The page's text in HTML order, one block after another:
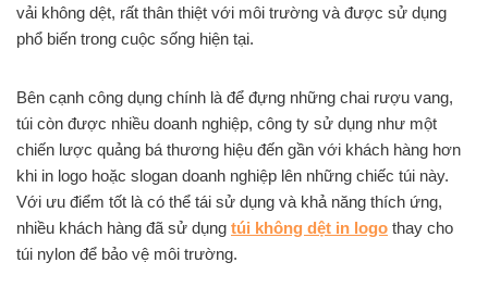
vải không dệt, rất thân thiệt với môi trường và được sử dụng
phổ biến trong cuộc sống hiện tại.
Bên cạnh công dụng chính là để đựng những chai rượu vang,
túi còn được nhiều doanh nghiệp, công ty sử dụng như một
chiến lược quảng bá thương hiệu đến gần với khách hàng hơn
khi in logo hoặc slogan doanh nghiệp lên những chiếc túi này.
Với ưu điểm tốt là có thể tái sử dụng và khả năng thích ứng,
nhiều khách hàng đã sử dụng túi không dệt in logo thay cho
túi nylon để bảo vệ môi trường.